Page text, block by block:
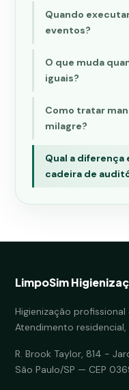
Quando
eventos?
O que muda
iguais?
Como tratar
milagre?
Qual a
cadeira de
LimpoSim
Higienização
Atendimento
R. Brook Taylor, 814 -
São Paulo/SP — CEP